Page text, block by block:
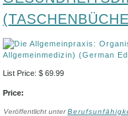
List Price: $ 69.99
Price:
Veröffentlicht unter